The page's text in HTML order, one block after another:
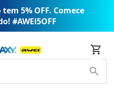
5% OFF. Comece
#AWEI5OFF